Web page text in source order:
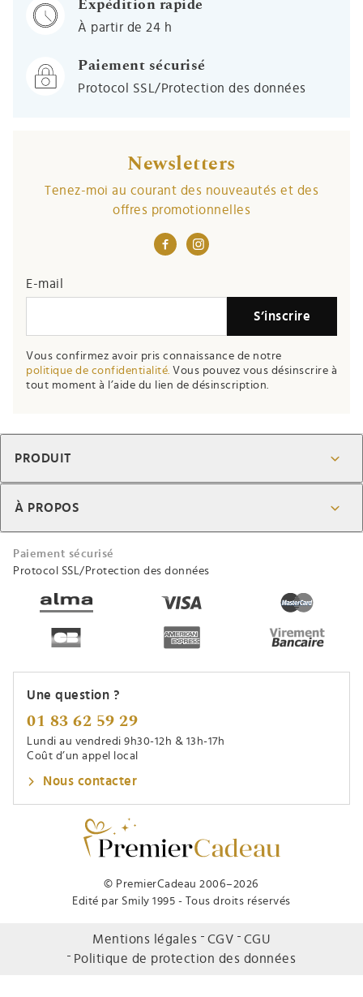
Expédition rapide
À partir de 24 h
Paiement sécurisé
Protocol SSL/Protection des données
Newsletters
Tenez-moi au courant des nouveautés et des
offres promotionnelles
If you
this
field
E-mail
S’inscrire
Vous confirmez avoir pris connaissance de notre
politique de confidentialité. Vous pouvez vous désinscrire à
tout moment à l’aide du lien de désinscription.
© PremierCadeau 2006–2026
Edité par Smily 1995 - Tous droits réservés
PRODUIT
À PROPOS
Paiement sécurisé
Protocol SSL/Protection des données
Une question ?
01 83 62 59 29
Lundi au vendredi 9h30-12h & 13h-17h
Coût d’un appel local
Nous contacter
Mentions légales CGV
CGU
Politique de protection des données